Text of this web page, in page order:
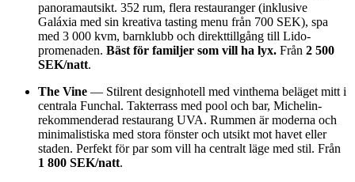
panoramautsikt. 352 rum, flera restauranger (inklusive
Galáxia med sin kreativa tasting menu från 700 SEK), spa
med 3 000 kvm, barnklubb och direkttillgång till Lido-
promenaden. Bäst för familjer som vill ha lyx. Från 2 500
SEK/natt.
The Vine — Stilrent designhotell med vinthema beläget mitt i
centrala Funchal. Takterrass med pool och bar, Michelin-
rekommenderad restaurang UVA. Rummen är moderna och
minimalistiska med stora fönster och utsikt mot havet eller
staden. Perfekt för par som vill ha centralt läge med stil. Från
1 800 SEK/natt.